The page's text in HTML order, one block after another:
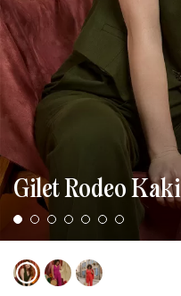
Gilet Rodeo Kaki